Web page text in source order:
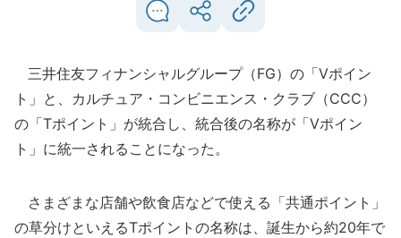
三井住友フィナンシャルグループ（FG）の「Vポイン
ト」と、カルチュア・コンビニエンス・クラブ（CCC）
の「Tポイント」が統合し、統合後の名称が「Vポイン
ト」に統一されることになった。
さまざまな店舗や飲食店などで使える「共通ポイント」
の草分けといえるTポイントの名称は、誕生から約20年で